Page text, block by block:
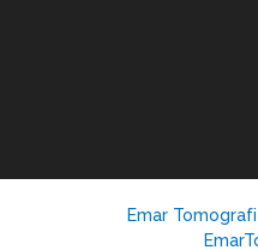
Emar Tomografi